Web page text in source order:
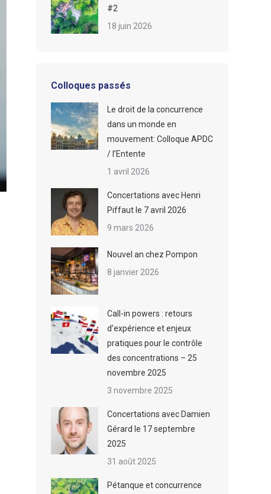
#2
18 juin 2026
Colloques passés
Le droit de la concurrence
dans un monde en
mouvement: Colloque APDC
/ l’Entente
1 avril 2026
Concertations avec Henri
Piffaut le 7 avril 2026
9 mars 2026
Nouvel an chez Pompon
8 janvier 2026
Call-in powers : retours
d’expérience et enjeux
pratiques pour le contrôle
des concentrations – 25
novembre 2025
3 novembre 2025
Concertations avec Damien
Gérard le 17 septembre
2025
31 août 2025
Pétanque et concurrence